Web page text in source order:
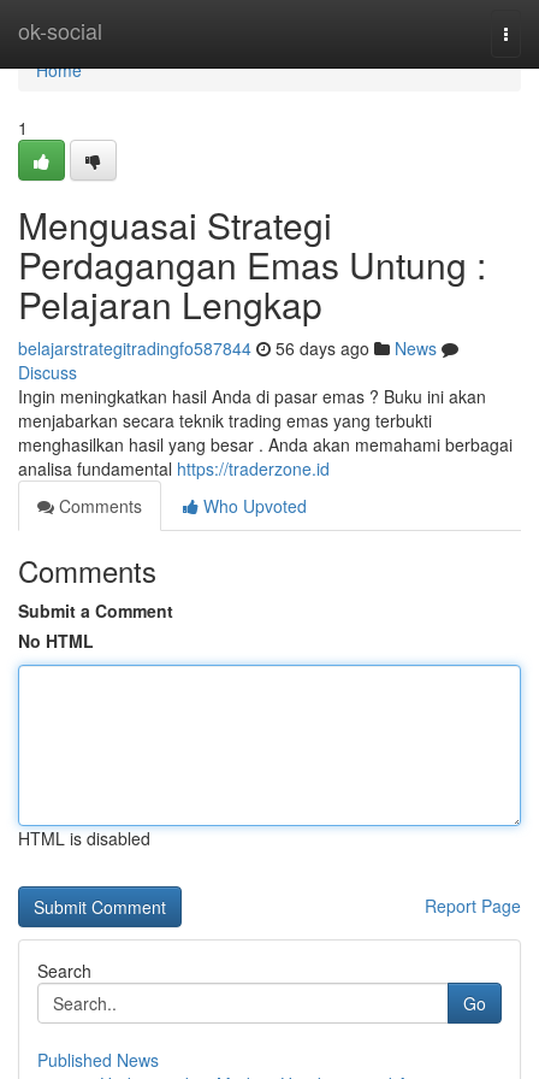
ok-social
Home
Home
1
Menguasai Strategi
Perdagangan Emas Untung :
Pelajaran Lengkap
belajarstrategitradingfo587844 56 days ago
News
Discuss
Ingin meningkatkan hasil Anda di pasar emas ? Buku ini akan
menjabarkan secara teknik trading emas yang terbukti
menghasilkan hasil yang besar . Anda akan memahami berbagai
analisa fundamental https://traderzone.id
Comments
Who Upvoted
Comments
Submit a Comment
No HTML
HTML is disabled
Report Page
Search
Go
Published News